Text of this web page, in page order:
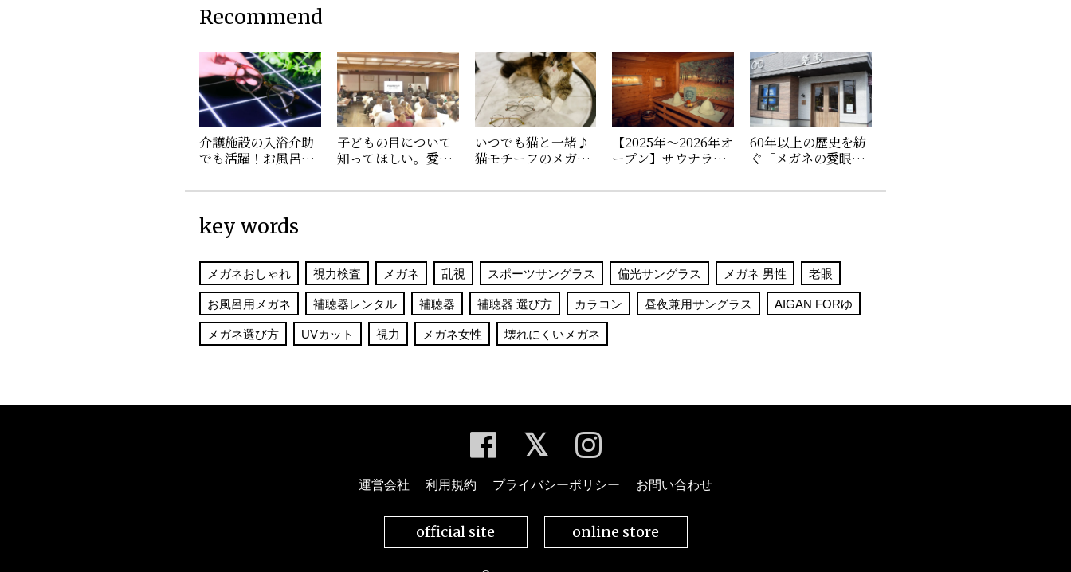
Recommend
介護施設の入浴介助
でも活躍！お風呂・
「AIGAN FORゆⅡ」
みた！
子どもの目について
知ってほしい。愛眼
業に密着！
いつでも猫と一緒♪
猫モチーフのメガネ
ズ」の新作の魅力を
【2025年〜2026年オ
ープン】サウナライ
新サウナを厳選
60年以上の歴史を紡
ぐ「メガネの愛眼1号
入！
key words
メガネおしゃれ 視力検査 メガネ 乱視 スポーツサングラス 偏光サングラス メガネ 男性 老眼
お風呂用メガネ 補聴器レンタル 補聴器 補聴器 選び方 カラコン 昼夜兼用サングラス AIGAN FORゆ
メガネ選び方 UVカット 視力 メガネ女性 壊れにくいメガネ
運営会社 利用規約 プライバシーポリシー お問い合わせ
official site online store